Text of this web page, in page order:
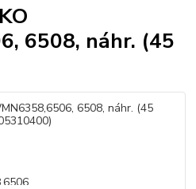
6508, náhr. (45